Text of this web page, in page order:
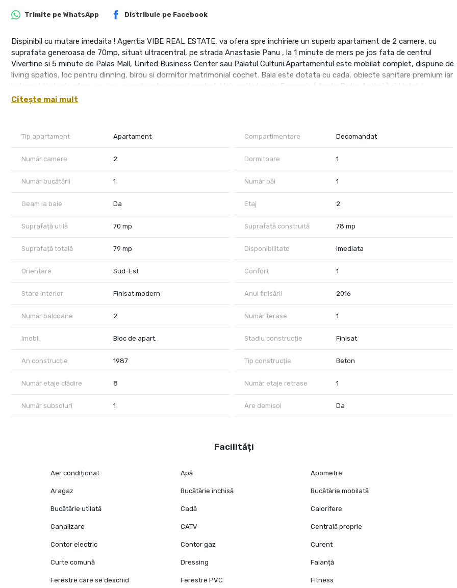
Trimite pe WhatsApp Distribuie pe Facebook
Dispinibil cu mutare imedaita ! Agentia VIBE REAL ESTATE, va ofera spre inchiriere un superb apartament de 2 camere, cu
suprafata generoasa de 70mp, situat ultracentral, pe strada Anastasie Panu , la 1 minute de mers pe jos fata de centrul
Vivertine si 5 minute de Palas Mall, United Business Center sau Palatul Culturii.Apartamentul este mobilat complet, dispune de
living spatios, loc pentru dinning, birou si dormitor matrimonial cochet. Baia este dotata cu cada, obiecte sanitare premium iar
balconul tip logie ofera un view superb catre parcul central, Universitatea de Farmacie ( fosta Petre Andrei ) si Hotelul
Hampton. Confortul termic este asigurat de incalzirea cu centrala termica proprie+termostat de ambient, respectiv unitate AC
telefonic, iar pentru o vizionarea a proprietatii, este necesara o programare in prealabil. Senior Broker imobiliar Ciprian-Bogdan
Citește mai mult
Tip apartament Apartament Compartimentare Decomandat
Număr camere 2 Dormitoare 1
Număr bucătării 1 Număr băi 1
Geam la baie Da Etaj 2
Suprafață utilă 70 mp Suprafață construită 78 mp
Suprafață totală 79 mp Disponibilitate imediata
Orientare Sud-Est Confort 1
Stare interior Finisat modern Anul finisării 2016
Număr balcoane 2 Număr terase 1
Imobil Bloc de apart. Stadiu construcție Finisat
An construcție 1987 Tip construcție Beton
Număr etaje clădire 8 Număr etaje retrase 1
Număr subsoluri 1 Are demisol Da
Facilități
Aer condiționat Apă Apometre
Aragaz Bucătărie închisă Bucătărie mobilată
Bucătărie utilată Cadă Calorifere
Canalizare CATV Centrală proprie
Contor electric Contor gaz Curent
Curte comună Dressing Faianță
Ferestre care se deschid Ferestre PVC Fitness